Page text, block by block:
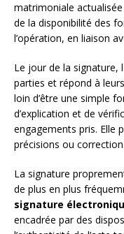
matrimoniale
de la disponibilité des
l’opération, en liaison
Le jour de la signature,
parties et répond à
loin d’être une simple
d’explication et de
engagements pris. Elle
précisions ou
La signature
de plus en plus
signature
encadrée par des